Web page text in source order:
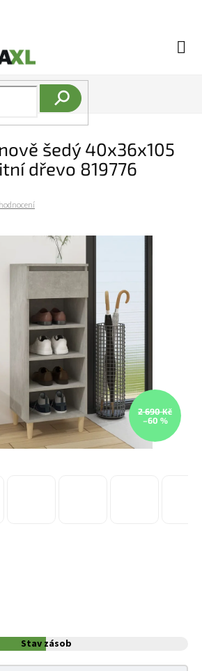
šedý 40x36x105
dřevo 819776
je 0,0 z 5 hvězdiček.
2 690 Kč
–60 %
Stav zásob